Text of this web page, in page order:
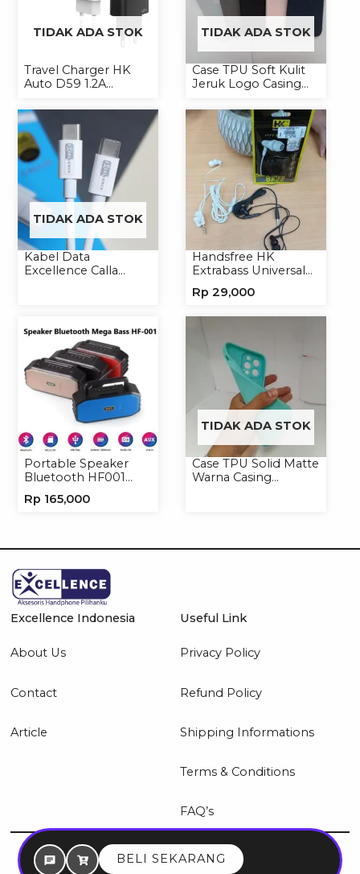
BELI SEKARANG
TIDAK ADA STOK
Travel Charger HK
Auto D59 1.2A
TIDAK ADA STOK
Case TPU Soft Kulit
Jeruk Logo Casing
TIDAK ADA STOK
Kabel Data
Excellence Calla
Handsfree HK
Extrabass Universal
Earphone Headset
Rp 29,000
Portable Speaker
Bluetooth HF001
Wireless
Rp 165,000
TIDAK ADA STOK
Case TPU Solid Matte
Warna Casing
Excellence Indonesia
About Us
Contact
Article
Useful Link
Privacy Policy
Refund Policy
Shipping Informations
Terms & Conditions
FAQ’s
© 2026 Excellence Indonesia